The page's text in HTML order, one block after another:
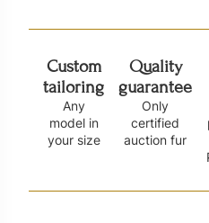
Custom
tailoring
Any
model in
your size
Quality
guarantee
Only
certified
auction fur